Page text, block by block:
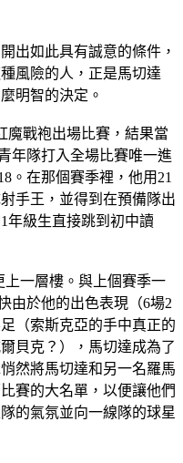
出如此具有誠意的條件，
風險的人，正是馬切達
明智的決定。
魔戰袍出場比賽，結果當
年隊打入全場比賽唯一進
。在那個賽季裡，他用21
手王，並得到在預備隊出
級生直接跳到初中讀
上一層樓。與上個賽季一
由於他的出色表現（6場2
（索斯克亞的手中真正的
貝克？），馬切達成為了
然將馬切達和另一名羅馬
賽的大名單，以便讓他們
的氣氛並向一線隊的球星